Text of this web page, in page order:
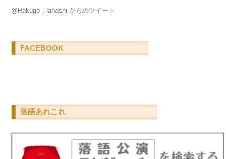
@Rakugo_Hanashi からのツイート
FACEBOOK
落語あれこれ